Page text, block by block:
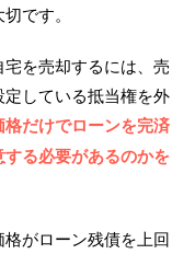
です。
を売却するには、売
している抵当権を外
格だけでローンを完済
る必要があるのかを
がローン残債を上回